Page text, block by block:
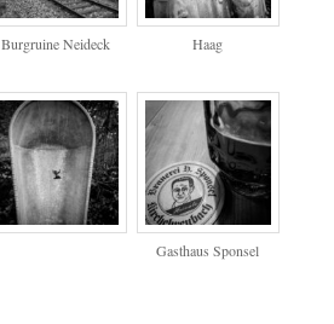
Burgruine Neideck Haag
Gasthaus Sponsel